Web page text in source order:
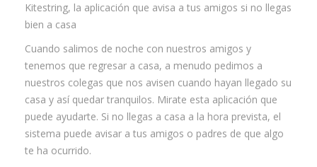
Info cookies
Kitestring, la aplicación que avisa a tus amigos si no llegas
bien a casa
Cuando salimos de noche con nuestros amigos y
tenemos que regresar a casa, a menudo pedimos a
nuestros colegas que nos avisen cuando hayan llegado su
casa y así quedar tranquilos. Mirate esta aplicación que
puede ayudarte. Si no llegas a casa a la hora prevista, el
sistema puede avisar a tus amigos o padres de que algo
te ha ocurrido.